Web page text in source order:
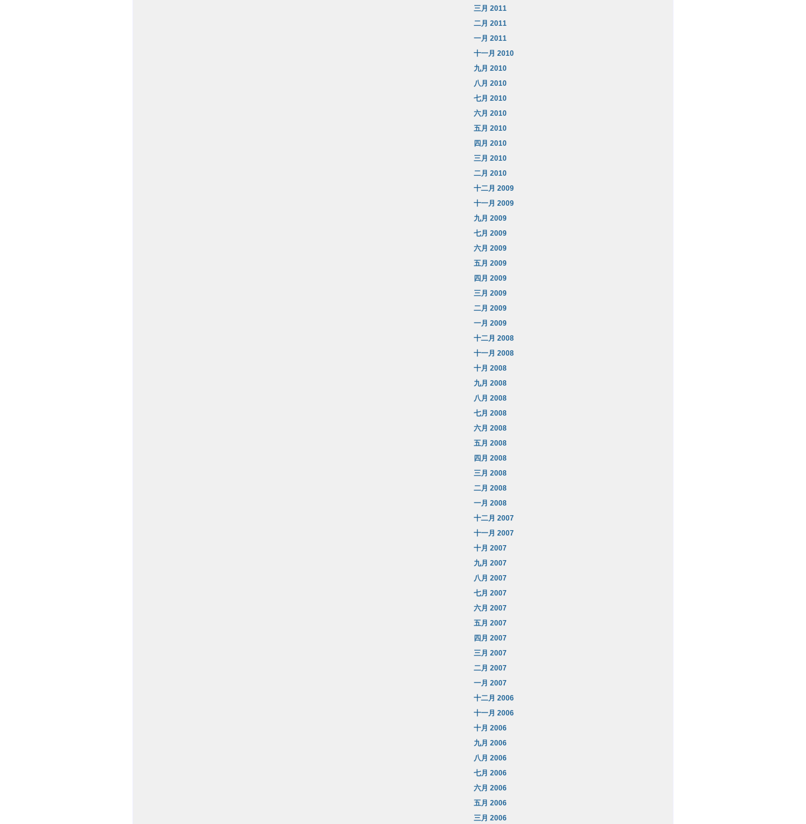
三月 2011
二月 2011
一月 2011
十一月 2010
九月 2010
八月 2010
七月 2010
六月 2010
五月 2010
四月 2010
三月 2010
二月 2010
十二月 2009
十一月 2009
九月 2009
七月 2009
六月 2009
五月 2009
四月 2009
三月 2009
二月 2009
一月 2009
十二月 2008
十一月 2008
十月 2008
九月 2008
八月 2008
七月 2008
六月 2008
五月 2008
四月 2008
三月 2008
二月 2008
一月 2008
十二月 2007
十一月 2007
十月 2007
九月 2007
八月 2007
七月 2007
六月 2007
五月 2007
四月 2007
三月 2007
二月 2007
一月 2007
十二月 2006
十一月 2006
十月 2006
九月 2006
八月 2006
七月 2006
六月 2006
五月 2006
三月 2006